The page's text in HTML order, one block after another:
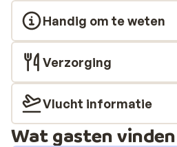
Handig om te weten
Verzorging
Vlucht informatie
Wat gasten vinden